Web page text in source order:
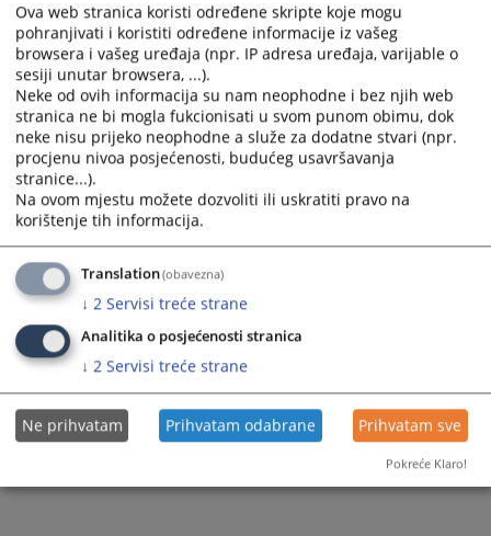
Ova web stranica koristi određene skripte koje mogu
pohranjivati i koristiti određene informacije iz vašeg
browsera i vašeg uređaja (npr. IP adresa uređaja, varijable o
sesiji unutar browsera, ...).
Neke od ovih informacija su nam neophodne i bez njih web
stranica ne bi mogla fukcionisati u svom punom obimu, dok
neke nisu prijeko neophodne a služe za dodatne stvari (npr.
procjenu nivoa posjećenosti, budućeg usavršavanja
stranice...).
Na ovom mjestu možete dozvoliti ili uskratiti pravo na
korištenje tih informacija.
Translation(obavezna)
↓ 2 Servisi treće strane
Analitika o posjećenosti stranica
↓ 2 Servisi treće strane
Ne prihvatam Prihvatam odabrane Prihvatam sve
Pokreće Klaro!